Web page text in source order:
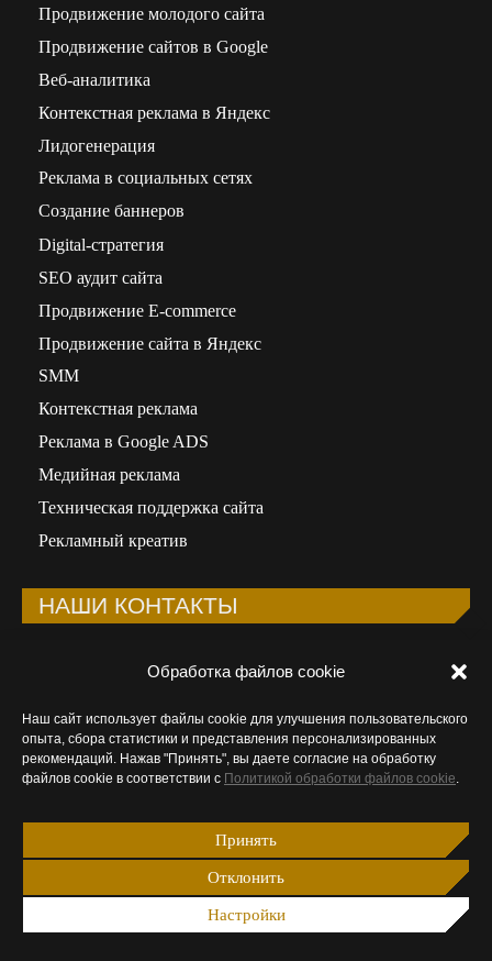
Обработка файлов cookie
Наш сайт использует файлы cookie для улучшения пользовательского
опыта, сбора статистики и представления персонализированных
рекомендаций. Нажав "Принять", вы даете согласие на обработку
файлов cookie в соответствии с Политикой обработки файлов cookie.
Принять
Отклонить
Настройки
Продвижение молодого сайта
Продвижение сайтов в Google
Веб-аналитика
Контекстная реклама в Яндекс
Лидогенерация
Реклама в социальных сетях
Создание баннеров
Digital-стратегия
SEO аудит сайта
Продвижение E-commerce
Продвижение сайта в Яндекс
SMM
Контекстная реклама
Реклама в Google ADS
Медийная реклама
Техническая поддержка сайта
Рекламный креатив
НАШИ КОНТАКТЫ
ООО «WUNDER DIGITAL»
Республика Узбекистан, 100015, Ташкент,
Мирабадский район, ул.Афросиаб, 8А
Открыть в Google Maps
Страница
Telegram